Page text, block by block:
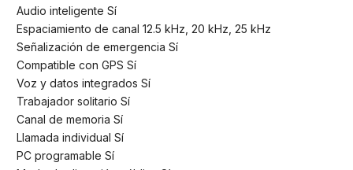
Audio inteligente Sí
Espaciamiento de canal 12.5 kHz, 20 kHz, 25 kHz
Señalización de emergencia Sí
Compatible con GPS Sí
Voz y datos integrados Sí
Trabajador solitario Sí
Canal de memoria Sí
Llamada individual Sí
PC programable Sí